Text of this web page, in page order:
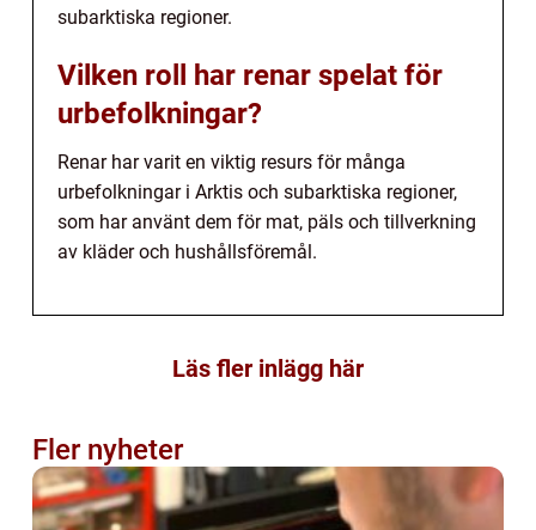
subarktiska regioner.
Vilken roll har renar spelat för
urbefolkningar?
Renar har varit en viktig resurs för många
urbefolkningar i Arktis och subarktiska regioner,
som har använt dem för mat, päls och tillverkning
av kläder och hushållsföremål.
Läs fler inlägg här
Fler nyheter